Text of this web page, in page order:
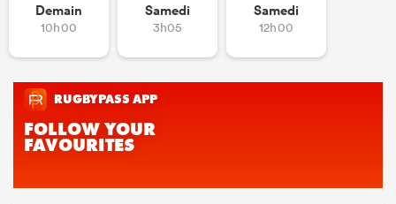
Demain
10h00
Samedi
3h05
Samedi
12h00